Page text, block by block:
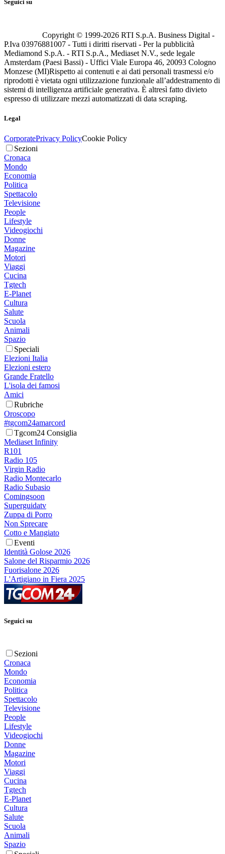
Seguici su
Copyright © 1999-2026 RTI S.p.A. Business Digital -
P.Iva 03976881007 - Tutti i diritti riservati - Per la pubblicità
Mediamond S.p.A. - RTI S.p.A., Mediaset N.V., sede legale
Amsterdam (Paesi Bassi) - Uffici Viale Europa 46, 20093 Cologno
Monzese (MI)Rispetto ai contenuti e ai dati personali trasmessi e/o
riprodotti è vietata ogni utilizzazione funzionale all’addestramento di
sistemi di intelligenza artificiale generativa. È altresì fatto divieto
espresso di utilizzare mezzi automatizzati di data scraping.
Legal
CorporatePrivacy PolicyCookie Policy
Sezioni
Cronaca
Mondo
Economia
Politica
Spettacolo
Televisione
People
Lifestyle
Videogiochi
Donne
Magazine
Motori
Viaggi
Cucina
Tgtech
E-Planet
Cultura
Salute
Scuola
Animali
Spazio
Speciali
Elezioni Italia
Elezioni estero
Grande Fratello
L'isola dei famosi
Amici
Rubriche
Oroscopo
#tgcom24amarcord
Tgcom24 Consiglia
Mediaset Infinity
R101
Radio 105
Virgin Radio
Radio Montecarlo
Radio Subasio
Comingsoon
Superguidatv
Zuppa di Porro
Non Sprecare
Cotto e Mangiato
Eventi
Identità Golose 2026
Salone del Risparmio 2026
Fuorisalone 2026
L'Artigiano in Fiera 2025
Seguici su
Sezioni
Cronaca
Mondo
Economia
Politica
Spettacolo
Televisione
People
Lifestyle
Videogiochi
Donne
Magazine
Motori
Viaggi
Cucina
Tgtech
E-Planet
Cultura
Salute
Scuola
Animali
Spazio